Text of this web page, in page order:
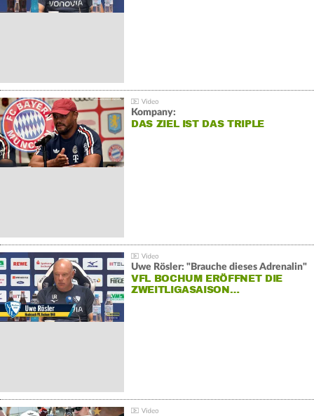
Kompany:
DAS ZIEL IST DAS TRIPLE
Uwe Rösler: "Brauche dieses Adrenalin"
VFL BOCHUM ERÖFFNET DIE
ZWEITLIGASAISON…